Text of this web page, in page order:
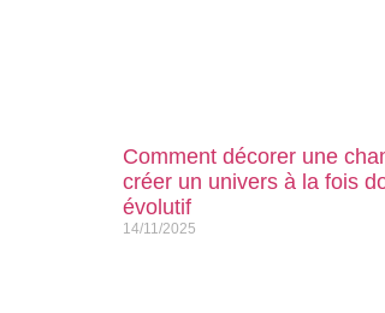
Comment décorer une
créer un univers à la fois
évolutif
14/11/2025